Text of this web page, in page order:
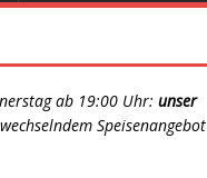
ab 19:00 Uhr: unser
Speisenangebot